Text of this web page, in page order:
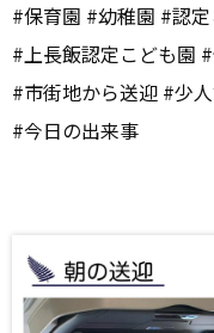
#保育園 #幼稚園 #認
#上長飯認定こども園
#市街地から送迎 #少
#今日の出来事